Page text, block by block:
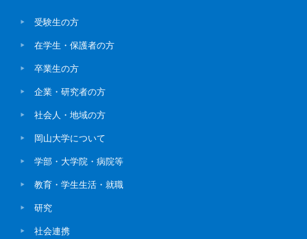
受験生の方
在学生・保護者の方
卒業生の方
企業・研究者の方
社会人・地域の方
岡山大学について
学部・大学院・病院等
教育・学生生活・就職
研究
社会連携